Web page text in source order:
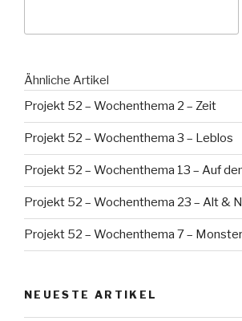
Ähnliche Artikel
Projekt 52 – Wochenthema 2 – Zeit
Projekt 52 – Wochenthema 3 – Leblos
Projekt 52 – Wochenthema 13 – Auf
Projekt 52 – Wochenthema 23 – Alt &
Projekt 52 – Wochenthema 7 –
NEUESTE ARTIKEL